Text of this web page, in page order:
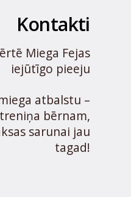
Kontakti
Miega Fejas
iejūtīgo pieeju
atbalstu –
bērnam,
sarunai jau
tagad!